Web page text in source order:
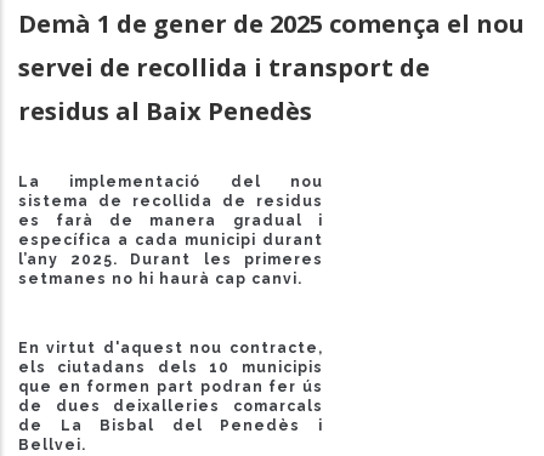
Demà 1 de gener de 2025 comença el nou
servei de recollida i transport de
residus al Baix Penedès
La implementació del nou
sistema de recollida de residus
es farà de manera gradual i
específica a cada municipi durant
l’any 2025. Durant les primeres
setmanes no hi haurà cap canvi.
En virtut d'aquest nou contracte,
els ciutadans dels 10 municipis
que en formen part podran fer ús
de dues deixalleries comarcals
de La Bisbal del Penedès i
Bellvei.